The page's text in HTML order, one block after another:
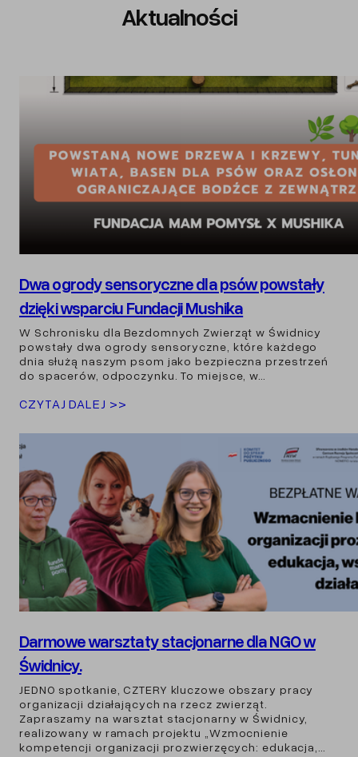
Aktualności
Dwa ogrody sensoryczne dla psów powstały
dzięki wsparciu Fundacji Mushika
W Schronisku dla Bezdomnych Zwierząt w Świdnicy
powstały dwa ogrody sensoryczne, które każdego
dnia służą naszym psom jako bezpieczna przestrzeń
do spacerów, odpoczynku. To miejsce, w…
CZYTAJ DALEJ >>
Darmowe warsztaty stacjonarne dla NGO w
Świdnicy.
JEDNO spotkanie, CZTERY kluczowe obszary pracy
organizacji działających na rzecz zwierząt.
Zapraszamy na warsztat stacjonarny w Świdnicy,
realizowany w ramach projektu „Wzmocnienie
kompetencji organizacji prozwierzęcych: edukacja,…